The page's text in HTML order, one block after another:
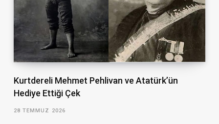
Kurtdereli Mehmet Pehlivan ve Atatürk’ün
Hediye Ettiği Çek
28 TEMMUZ 2026